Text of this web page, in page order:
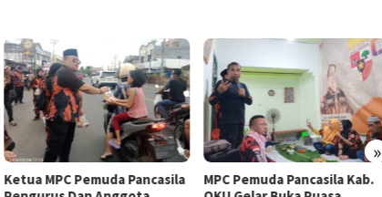
»
Ketua MPC Pemuda Pancasila
MPC Pemuda Pancasila Kab.